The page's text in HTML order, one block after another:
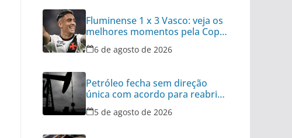
Fluminense 1 x 3 Vasco: veja os
melhores momentos pela Copa
do Brasil
6 de agosto de 2026
Petróleo fecha sem direção
única com acordo para reabrir
Ormuz no radar
5 de agosto de 2026